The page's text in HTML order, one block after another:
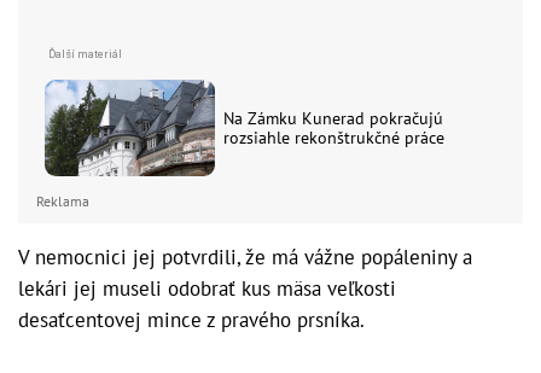
Na Zámku Kunerad pokračujú
rozsiahle rekonštrukčné práce
Reklama
V nemocnici jej potvrdili, že má vážne popáleninya
lekári jej museli odobrať kus mäsa veľkosti
desaťcentovej mince z pravého prsníka.